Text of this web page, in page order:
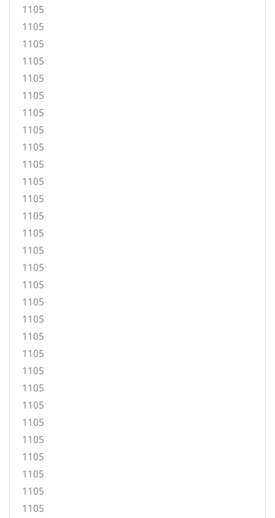
1105
1105
1105
1105
1105
1105
1105
1105
1105
1105
1105
1105
1105
1105
1105
1105
1105
1105
1105
1105
1105
1105
1105
1105
1105
1105
1105
1105
1105
1105